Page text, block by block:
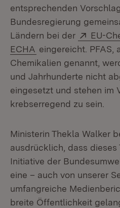
entsprechenden
Bundesregierung
Ländern bei der
Extern:
EU-
ECHA (Öffnet in neuem
eingereicht. PFAS,
Chemikalien genannt,
und Jahrhunderte nicht
eingesetzt und stehen im
krebserregend zu sein.
Ministerin Thekla Walker
ausdrücklich, dass dieses
Initiative der
eine – auch von unserer
umfangreiche
breite Öffentlichkeit